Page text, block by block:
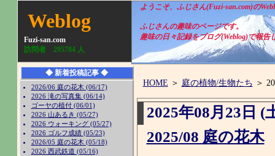
Weblog
Fuzi-san.com
訪問者 295784人
ようこそ、ふじさん(Fuzi-san.com)の
ふじさんの趣味のページです。
趣味の日々記録をブログ(Weblog)で報告
◆ 新着投稿記事 ◆
2026/06 庭の花木 (06/17)
2026 滝の写真集 (06/14)
ゴーヤの植付 (06/01)
2026 山あるき (05/27)
2026 ウォーキング (05/27)
2026 ゴルフ成績 (05/23)
2026/05 庭の花木 (05/18)
2026 西武鉄道 (05/16)
HOME ＞ 庭の植物/生物たち ＞
2025年08月23日 (
2025/08 庭の花木